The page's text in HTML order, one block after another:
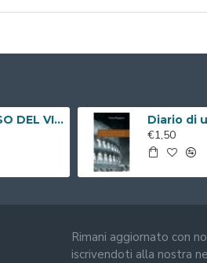
REN ZEN E IL SENSO DEL VIVERE ( Libro Digitale )
€1,50
Rimani aggiornato con
iscrivendoti alla nostra